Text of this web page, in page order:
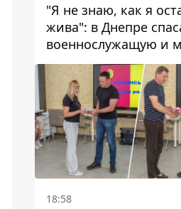
"Я не знаю, как я
жива": в Днепре
военнослужащую и
четверых детей,
ранил КАБ
18:58